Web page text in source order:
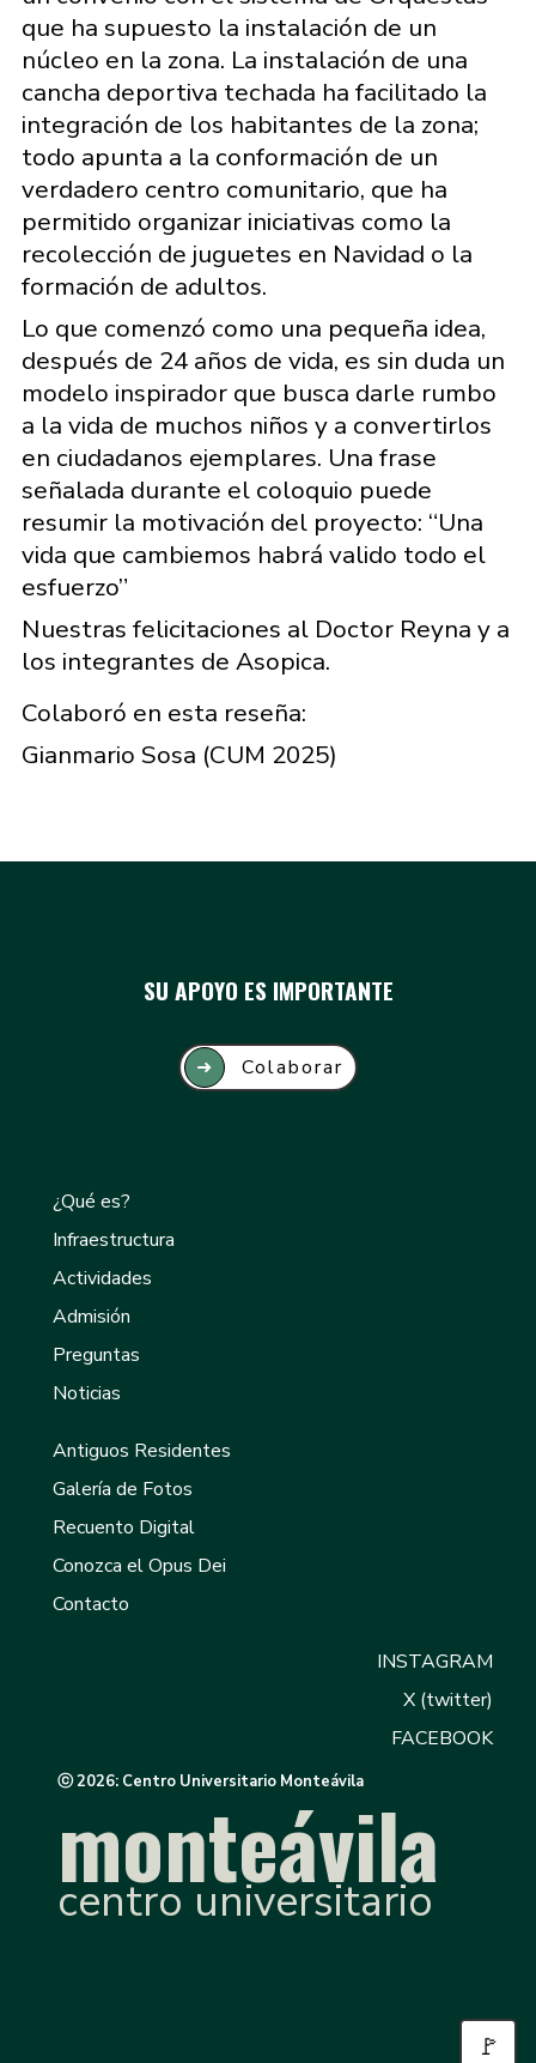
que ha supuesto la instalación de un
núcleo en la zona. La instalación de una
cancha deportiva techada ha facilitado la
integración de los habitantes de la zona;
todo apunta a la conformación de un
verdadero centro comunitario, que ha
permitido organizar iniciativas como la
recolección de juguetes en Navidad o la
formación de adultos.
Lo que comenzó como una pequeña idea,
después de 24 años de vida, es sin duda un
modelo inspirador que busca darle rumbo
a la vida de muchos niños y a convertirlos
en ciudadanos ejemplares. Una frase
señalada durante el coloquio puede
resumir la motivación del proyecto: “Una
vida que cambiemos habrá valido todo el
esfuerzo”
Nuestras felicitaciones al Doctor Reyna y a
los integrantes de Asopica.
Colaboró en esta reseña:
Gianmario Sosa (CUM 2025)
SU APOYO ES IMPORTANTE
Colaborar
➜
¿Qué es?
Infraestructura
Actividades
Admisión
Preguntas
Noticias
Antiguos Residentes
Galería de Fotos
Recuento Digital
Conozca el Opus Dei
Contacto
INSTAGRAM
X (twitter)
FACEBOOK
ⓒ 2026: Centro Universitario Monteávila
monteávila
centro universitario